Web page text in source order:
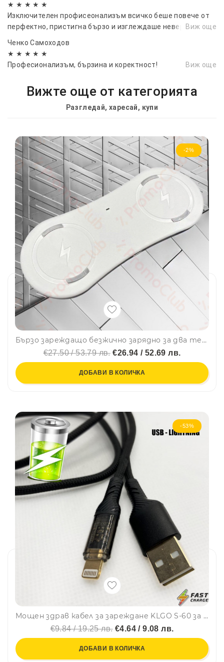
★ ★ ★ ★ ★
Изключителен профисеонализъм всичко беше повече от
перфектно, пристигна бързо и изглеждаше невероятно.
Виж още
Ченко Самоходов
★ ★ ★ ★ ★
Професионализъм, бързина и коректност!
Виж още
Вижте още от категорията
Разгледай, харесай, купи
-2%
Бързо зареждащо безжично зарядно за два телефона Wireless charger KD-30 Qi
€27.50 / 53.79 лв.€26.94 / 52.69 лв.
ДОБАВИ В КОЛИЧКА
-53%
Мощен здрав кабел за зареждане KLGO S-60 за IPhone, USB-LIGHTNING, FAST CHARGING
€9.84 / 19.25 лв.€4.64 / 9.08 лв.
ДОБАВИ В КОЛИЧКА